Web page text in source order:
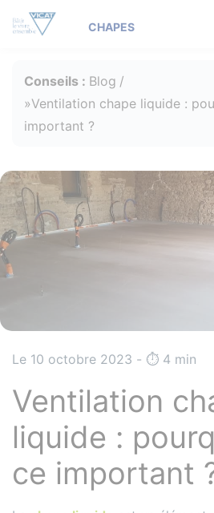
Conseils : Blog
Ventilation chape liquide :
important ?
Le 10 octobre 2023 - ⏱️️ 4 min
Ventilation
liquide :
ce important